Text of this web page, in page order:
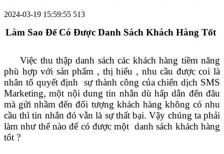
2024-03-19 15:59:55 513
Làm Sao Để Có Được Danh Sách Khách Hàng Tốt
Việc thu thập danh sách các khách hàng tiềm năng
phù hợp với sản phẩm , thị hiếu , nhu cầu được coi là
nhân tố quyết định sự thành công của chiến dịch SMS
Marketing, một nội dung tin nhắn dù hấp dẫn đến đâu
mà gửi nhầm đến đối tượng khách hàng không có nhu
cầu thì tin nhắn đó vẫn là sự thất bại. Vậy chúng ta phải
làm như thế nào để có được một danh sách khách hàng
tốt ?